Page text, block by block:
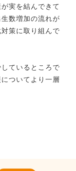
実を結んできて
数増加の流れが
策に取り組んで
ているところで
ついてより一層